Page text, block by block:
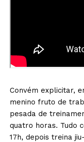
Convém explicitar,
menino fruto de
pesada de
quatro horas. Tudo
17h, depois treina